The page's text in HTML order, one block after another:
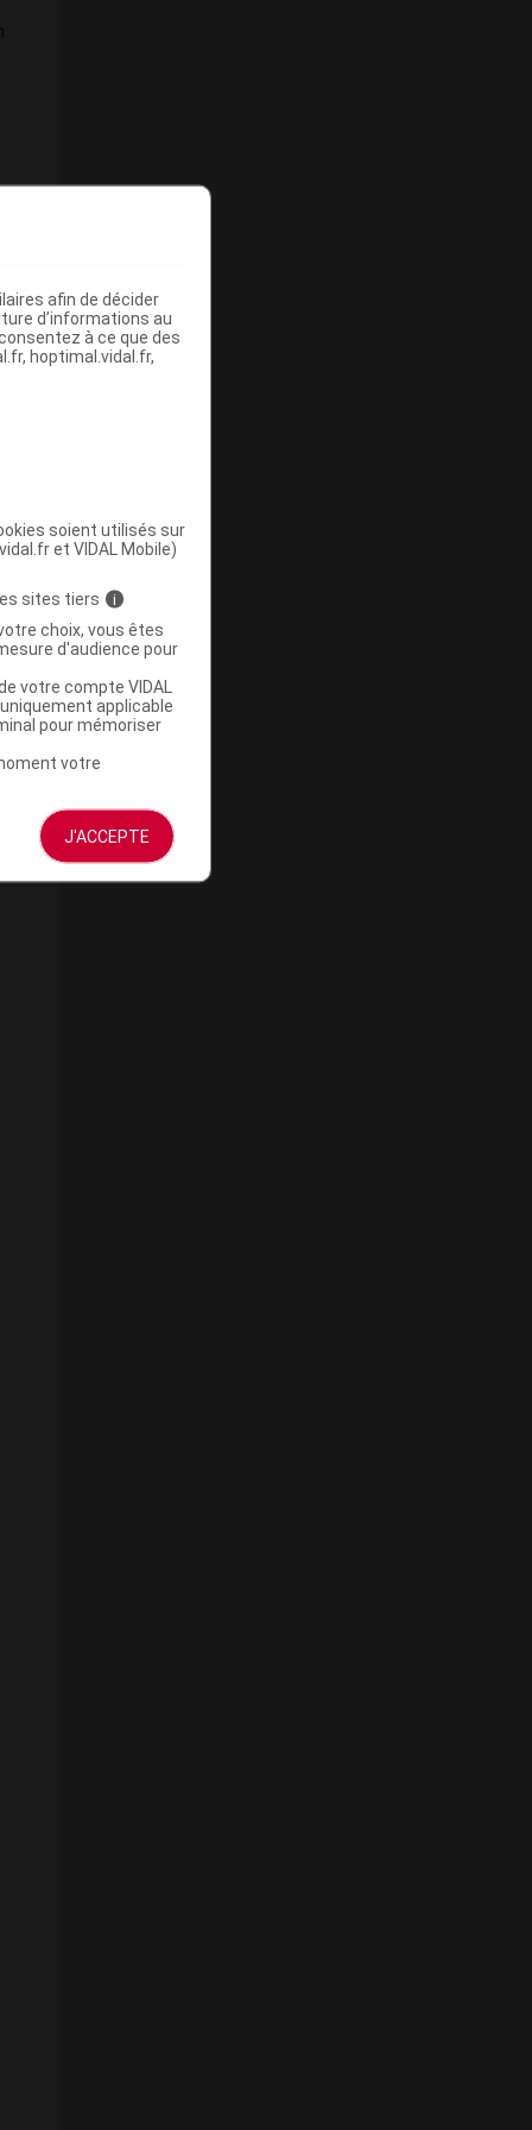
afin de décider
d’informations au
à ce que des
hoptimal.vidal.fr,
soient utilisés sur
et VIDAL Mobile)
sites tiers i
choix, vous êtes
d'audience pour
votre compte VIDAL
applicable
pour mémoriser
votre
J'ACCEPTE